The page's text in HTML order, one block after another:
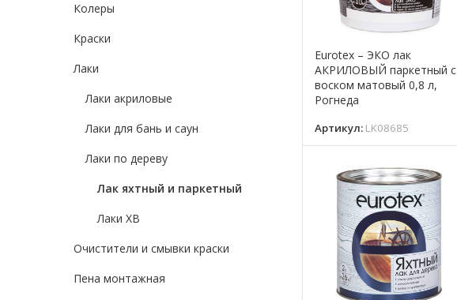
Колеры
Краски
Лаки
Лаки акриловые
Лаки для бань и саун
Лаки по дереву
Лак яхтный и паркетный
Лаки ХВ
Очистители и смывки краски
Пена монтажная
Eurotex – ЭКО лак
АКРИЛОВЫЙ паркетный с
воском матовый 0,8 л,
Рогнеда
Артикул: LK08685